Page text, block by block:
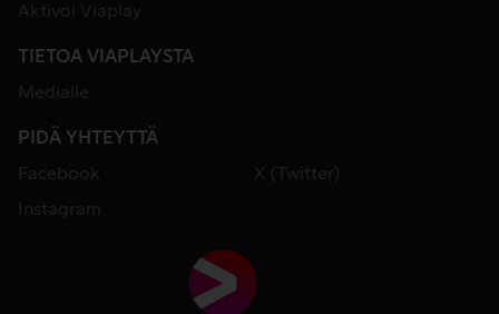
Aktivoi Viaplay
TIETOA VIAPLAYSTA
Medialle
PIDÄ YHTEYTTÄ
Facebook
X (Twitter)
Instagram